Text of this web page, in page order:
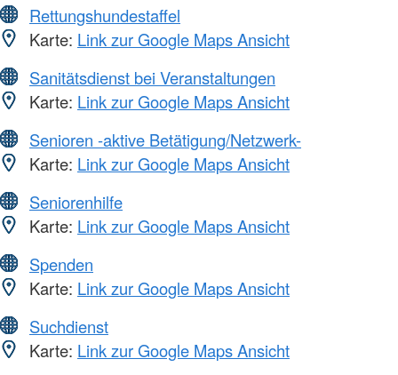
Rettungshundestaffel
Karte: Link zur Google Maps Ansicht
Sanitätsdienst bei Veranstaltungen
Karte: Link zur Google Maps Ansicht
Senioren -aktive Betätigung/Netzwerk-
Karte: Link zur Google Maps Ansicht
Seniorenhilfe
Karte: Link zur Google Maps Ansicht
Spenden
Karte: Link zur Google Maps Ansicht
Suchdienst
Karte: Link zur Google Maps Ansicht